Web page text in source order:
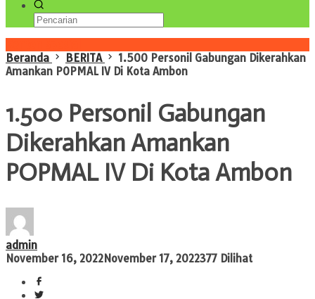
Beranda
BERITA
1.500 Personil Gabungan Dikerahkan
Amankan POPMAL IV Di Kota Ambon
1.500 Personil Gabungan
Dikerahkan Amankan
POPMAL IV Di Kota Ambon
admin
November 16, 2022November 17, 2022377 Dilihat